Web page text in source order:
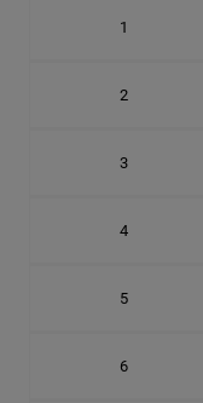
1
2
3
4
5
6